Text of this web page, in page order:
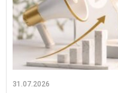
31.07.2026